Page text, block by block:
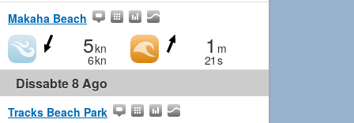
Makaha Beach
5kn
6kn
1 m
21 s
Dissabte 8 Ago
Tracks Beach Park